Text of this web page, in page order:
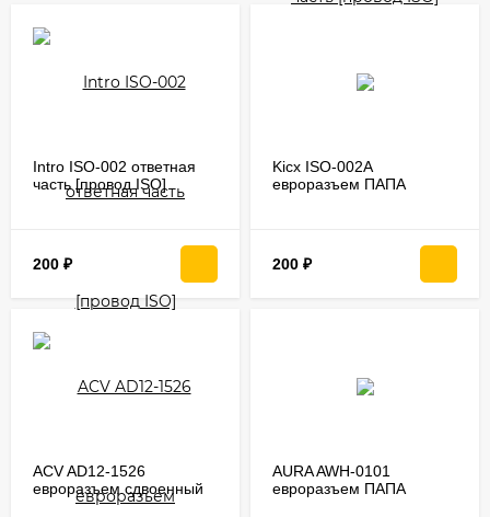
Intro ISO-002 ответная
часть [провод ISO]
200 ₽
Kicx ISO-002A
евроразъем ПАПА
200 ₽
ACV AD12-1526
евроразъем сдвоенный
МАМА+ПАПА
AURA AWH-0101
евроразъем ПАПА